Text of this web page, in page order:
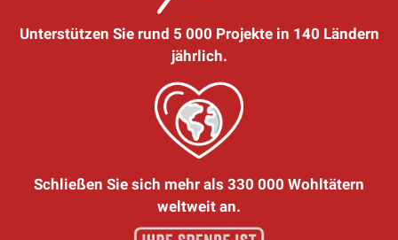
Unterstützen Sie rund 5 000 Projekte in 140 Ländern
jährlich.
Schließen Sie sich mehr als 330 000 Wohltätern
weltweit an.